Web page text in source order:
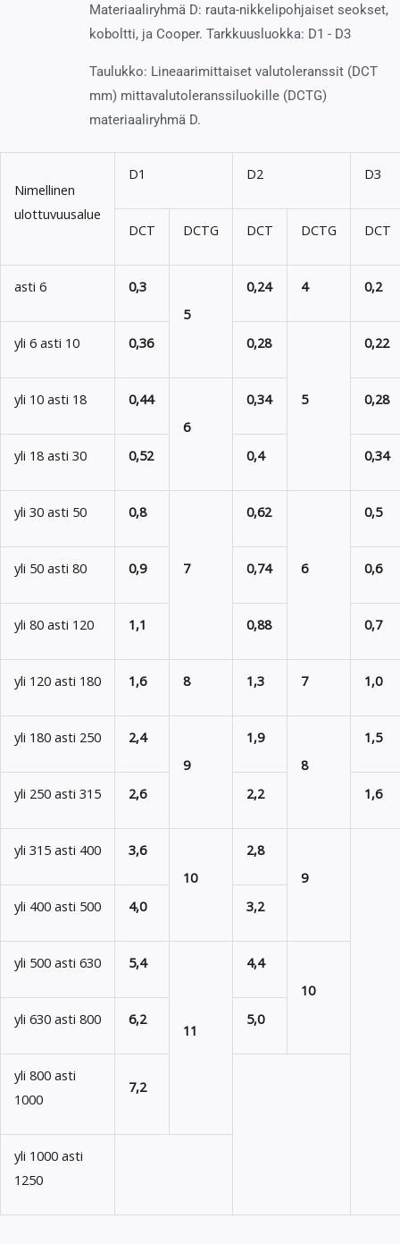
Materiaaliryhmä D: rauta-nikkelipohjaiset seokset,
koboltti, ja Cooper. Tarkkuusluokka: D1 - D3
Taulukko: Lineaarimittaiset valutoleranssit (DCT
mm) mittavalutoleranssiluokille (DCTG)
materiaaliryhmä D.
Nimellinen
ulottuvuusalue
D1 D2 D3
DCT DCTG DCT DCTG DCT
asti 6
0,3
5
0,24 4 0,2
yli 6 asti 10 0,36 0,28
5
0,22
yli 10 asti 18
0,44
6
0,34 0,28
yli 18 asti 30 0,52 0,4 0,34
yli 30 asti 50 0,8
7
0,62
6
0,5
yli 50 asti 80 0,9 0,74 0,6
yli 80 asti 120 1,1 0,88 0,7
yli 120 asti 180 1,6 8 1,3 7 1,0
yli 180 asti 250
2,4
9
1,9
8
1,5
yli 250 asti 315 2,6 2,2 1,6
yli 315 asti 400
3,6
10
2,8
9
yli 400 asti 500
4,0 3,2
yli 500 asti 630 5,4
11
4,4
10
yli 630 asti 800
6,2 5,0
yli 800 asti
1000
7,2
yli 1000 asti
1250